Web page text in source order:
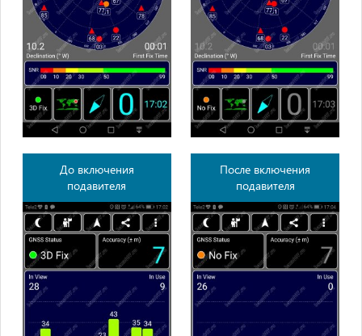
До включения
подавителя
После включения
подавителя